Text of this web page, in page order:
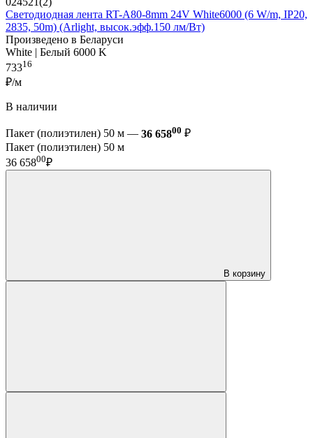
Светодиодная лента RT-A80-8mm 24V White6000 (6 W/m, IP20,
2835, 50m) (Arlight, высок.эфф.150 лм/Вт)
Произведено в Беларуси
White | Белый 6000 K
73316
₽/м
В наличии
Пакет (полиэтилен) 50 м — 36 65800 ₽
Пакет (полиэтилен) 50 м
36 65800₽
В корзину